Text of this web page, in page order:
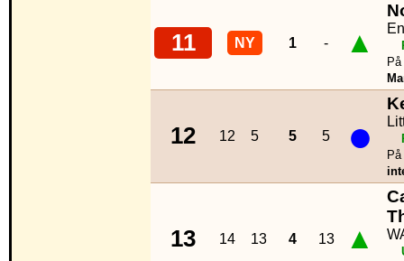
11 NY 1 - ▲
12 12 5 5 5 ●
13 14 13 4 13 ▲